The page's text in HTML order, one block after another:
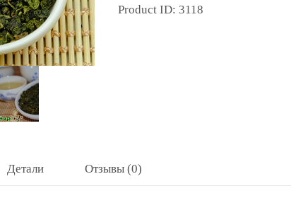
Product ID:3118
Детали Отзывы (0)